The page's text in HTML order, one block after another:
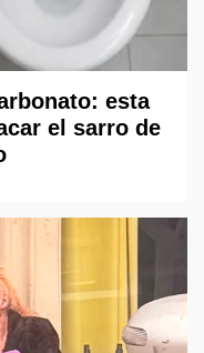
esta
el sarro de